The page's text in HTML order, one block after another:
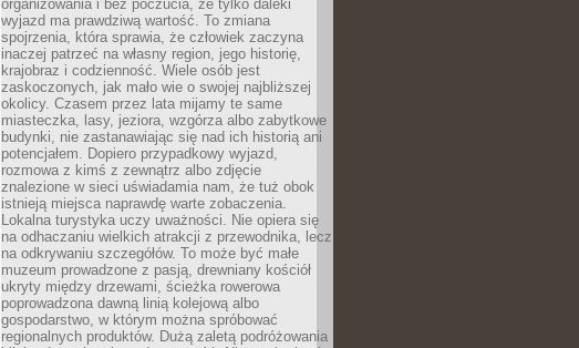
organizowania i bez poczucia, że tylko daleki
wyjazd ma prawdziwą wartość. To zmiana
spojrzenia, która sprawia, że człowiek zaczyna
inaczej patrzeć na własny region, jego historię,
krajobraz i codzienność. Wiele osób jest
zaskoczonych, jak mało wie o swojej najbliższej
okolicy. Czasem przez lata mijamy te same
miasteczka, lasy, jeziora, wzgórza albo zabytkowe
budynki, nie zastanawiając się nad ich historią ani
potencjałem. Dopiero przypadkowy wyjazd,
rozmowa z kimś z zewnątrz albo zdjęcie
znalezione w sieci uświadamia nam, że tuż obok
istnieją miejsca naprawdę warte zobaczenia.
Lokalna turystyka uczy uważności. Nie opiera się
na odhaczaniu wielkich atrakcji z przewodnika, lecz
na odkrywaniu szczegółów. To może być małe
muzeum prowadzone z pasją, drewniany kościół
ukryty między drzewami, ścieżka rowerowa
poprowadzona dawną linią kolejową albo
gospodarstwo, w którym można spróbować
regionalnych produktów. Dużą zaletą podróżowania